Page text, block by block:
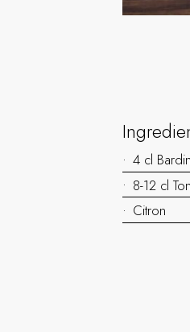
4 cl
8-12 cl
Citron